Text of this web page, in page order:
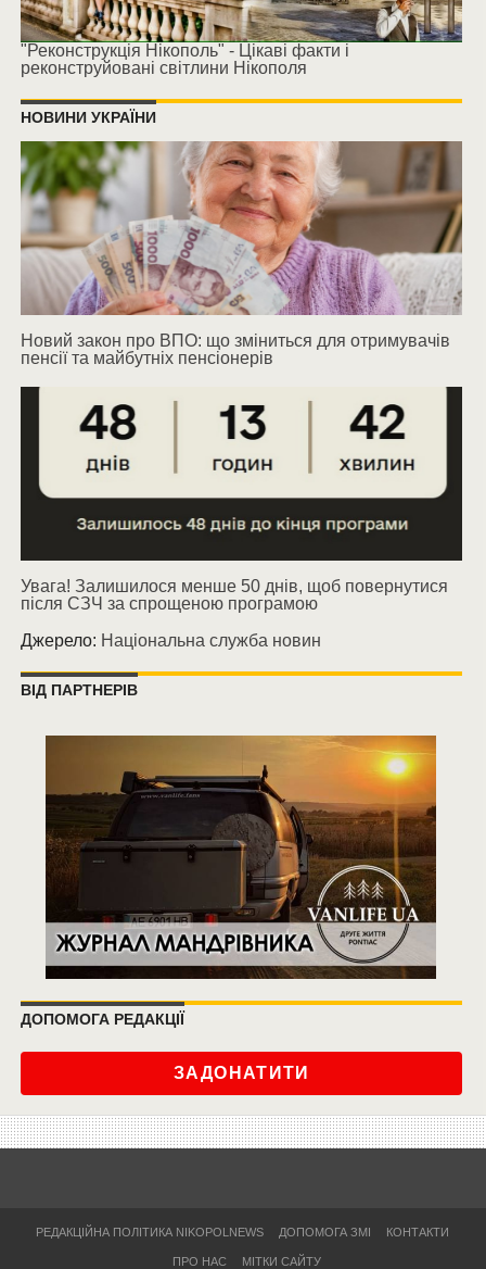
"Реконструкція Нікополь" - Цікаві факти і
реконструйовані світлини Нікополя
НОВИНИ УКРАЇНИ
Новий закон про ВПО: що зміниться для отримувачів
пенсії та майбутніх пенсіонерів
Увага! Залишилося менше 50 днів, щоб повернутися
після СЗЧ за спрощеною програмою
Джерело: Національна служба новин
ВІД ПАРТНЕРІВ
ДОПОМОГА РЕДАКЦІЇ
ЗАДОНАТИТИ
РЕДАКЦІЙНА ПОЛІТИКА NIKOPOLNEWS ДОПОМОГА ЗМІ КОНТАКТИ
ПРО НАС МІТКИ САЙТУ